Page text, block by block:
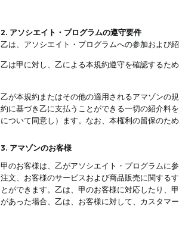
2. アソシエイト・プログラムの遵守要件
乙は、アソシエイト・プログラムへの参加および
乙は甲に対し、乙による本規約遵守を確認するた
乙が本規約またはその他の適用されるアマゾンの
約に基づき乙に支払うことができる一切の紹介料
について同意し）ます。なお、本権利の留保のた
3. アマゾンのお客様
甲のお客様は、乙がアソシエイト・プログラムに
注文、お客様のサービスおよび商品販売に関する
とができます。乙は、甲のお客様に対応したり、
があった場合、乙は、お客様に対して、カスタマ